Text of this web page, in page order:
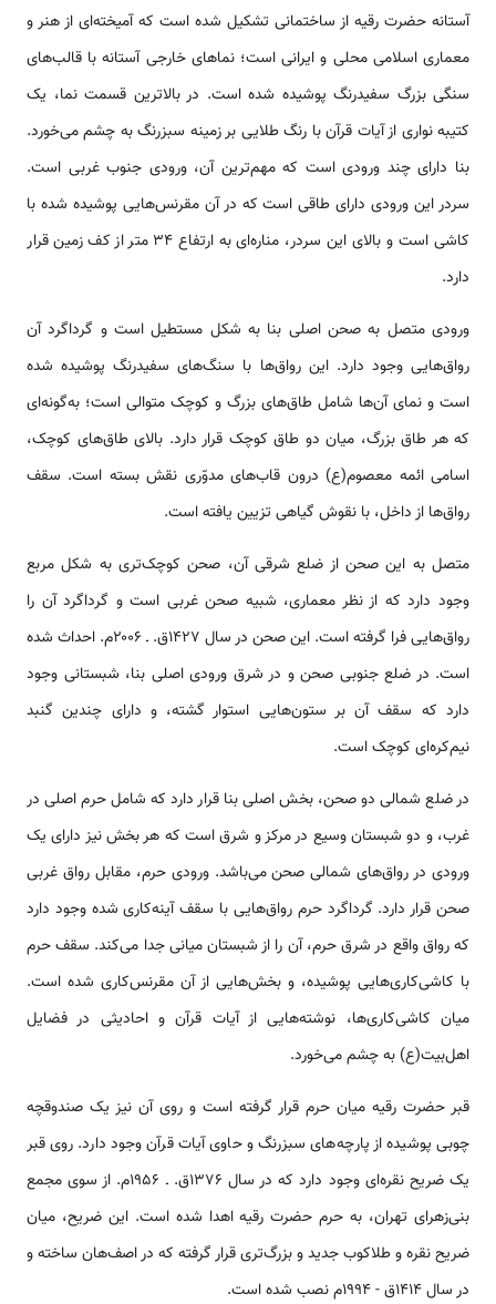
آستانه حضرت رقیه از ساختمانی تشکیل شده ‌‌‌‌است که آمیخته‌ای از هنر و
معماری اسلامی محلی و ایرانی ‌‌‌‌است؛ نما‌‌های خارجی آستانه با قالب‌‌‌های
سنگی بزرگ سفیدرنگ پوشیده شده ‌‌‌‌است. در بالا‌‌‌ترین قسمت نما، یک
کتیبه نواری از آیات قرآن با رنگ طلایی بر زمینه سبزرنگ به چشم می‌خورد.
بنا دارای چند ورودی ‌‌‌‌است که مهم‌‌‌‌ترین آن، ورودی جنوب غربی ‌‌‌‌است.
سردر این ورودی دارای طاقی ‌‌‌‌است که در آن مقرنس‌‌‌هایی پوشیده شده با
کاشی ‌‌‌‌است و بالای این سردر، مناره‌ای به ارتفاع ۳۴ متر از کف زمین قرار
دارد.
ورودی متصل به صحن اصلی بنا به شکل مستطیل ‌‌‌‌است و گرداگرد آن
رواق‌‌‌هایی وجود دارد. این رواق‌‌‌ها با سنگ‌‌‌های سفیدرنگ پوشیده شده
‌‌‌‌است و نمای آن‌‌ها شامل طاق‌‌‌های بزرگ و کوچک متوالی ‌‌‌‌است؛ به‌گونه‌ای‌
که هر طاق بزرگ، میان دو طاق کوچک قرار دارد. بالای طاق‌‌‌های کوچک،
اسامی ائمه معصوم(ع) درون قاب‌‌‌های مدوّری نقش بسته ‌‌‌‌است. سقف
رواق‌‌‌ها از داخل، با نقوش گیاهی تزیین یافته ‌‌‌‌است.
متصل به این صحن از ضلع شرقی آن، صحن کوچک‌تری به شکل مربع
وجود دارد که از نظر معماری، شبیه صحن غربی ‌‌‌‌است و گرداگرد آن را
رواق‌‌‌هایی فرا گرفته ‌‌‌‌است. این صحن در سال ۱۴۲۷ق. ـ ۲۰۰۶م. احداث شده
‌‌‌‌است. در ضلع جنوبی صحن و در شرق ورودی اصلی بنا، شبستانی وجود
دارد که سقف آن بر ستون‌‌‌هایی ‌‌‌‌استوار گشته، و دارای چندین گنبد
نیم‌کره‌ای کوچک ‌‌‌‌است.
در ضلع شمالی دو صحن، بخش اصلی بنا قرار دارد که شامل حرم اصلی در
غرب، و دو شبستان وسیع در مرکز و شرق ‌‌‌‌است که هر بخش نیز دارای یک
ورودی در رواق‌‌‌های شمالی صحن می‌باشد. ورودی حرم، مقابل رواق غربی
صحن قرار دارد. گرداگرد حرم رواق‌‌‌هایی با سقف آینه‌کاری شده وجود دارد
که رواق واقع در شرق حرم، آن را از شبستان میانی جدا می‌کند. سقف حرم
با کاشی‌کاری‌‌‌هایی پوشیده، و بخش‌‌‌هایی از آن مقرنس‌کاری شده ‌‌‌‌است.
میان کاشی‌کاری‌‌‌ها، نوشته‌‌‌هایی از آیات قرآن و احادیثی در فضایل
اهل‌بیت(ع) به چشم می‌خورد.
قبر حضرت رقیه میان حرم قرار گرفته ‌‌‌‌است و روی آن نیز یک صندوقچه
چوبی پوشیده از پارچه‌‌‌های سبزرنگ و حاوی آیات قرآن وجود دارد. روی قبر
یک ضریح نقره‌ای وجود دارد که در سال ۱۳۷۶ق. ـ ۱۹۵۶م. از سوی مجمع
بنی‌زهرای تهران، به حرم حضرت رقیه اهدا شده ‌‌‌‌است. این ضریح، میان
ضریح نقره و طلاکوب جدید و بزرگ‌تری قرار گرفته که در اصف‌‌هان ساخته و
در سال ۱۴۱۴ق - ۱۹۹۴م نصب شده ‌‌‌‌است.